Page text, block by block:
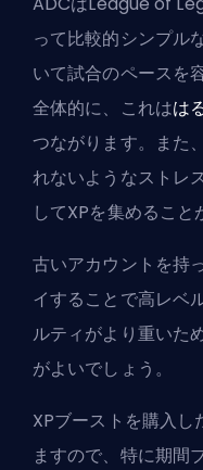
って比較的シンプル
いて試合のペースを
全体的に、これはは
つながります。また
れないようなストレ
してXPを集めること
古いアカウントを持
イすることで高レベ
ルティがより重いた
がよいでしょう。
XPブーストを購入し
ますので、特に期間